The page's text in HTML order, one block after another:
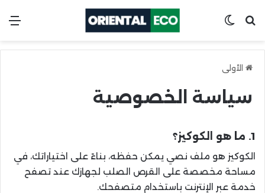
ابحث عنSwitch skin
الأولى
سياسة الخصوصية
1. ما هو الكوكيز؟
الكوكيز هو ملف نصي يمكن حفظه، بناءً على اختياراتك، في
مساحة مخصصة على القرص الصلب لجهازك عند تصفح
خدمة عبر الإنترنت باستخدام متصفحك.